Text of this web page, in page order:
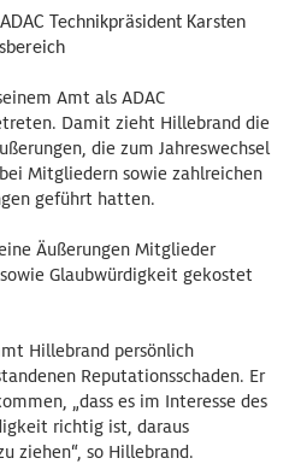
Technikpräsident Karsten
Amt als ADAC
Damit zieht Hillebrand die
die zum Jahreswechsel
Mitgliedern sowie zahlreichen
geführt hatten.
Äußerungen Mitglieder
Glaubwürdigkeit gekostet
Hillebrand persönlich
Reputationsschaden. Er
„dass es im Interesse des
richtig ist, daraus
ziehen“, so Hillebrand.